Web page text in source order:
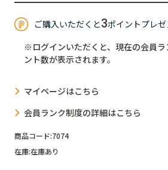
商品コード:7074
在庫:在庫あり
ご購入いただくと3ポイントプレゼ
※ログインいただくと、現在の会員
ント数が表示されます。
マイページはこちら
会員ランク制度の詳細はこちら